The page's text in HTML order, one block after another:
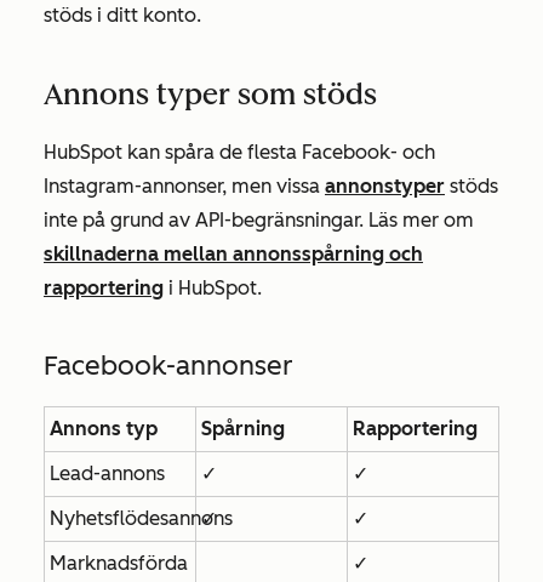
stöds i ditt konto.
Annons typer som stöds
HubSpot kan spåra de flesta Facebook- och
Instagram-annonser, men vissa annonstyper stöds
inte på grund av API-begränsningar. Läs mer om
skillnaderna mellan annonsspårning och
rapportering i HubSpot.
Facebook-annonser
Annons typ Spårning
Rapportering
Lead-annons
✓
✓
Nyhetsflödesannons
✓
✓
Marknadsförda
✓